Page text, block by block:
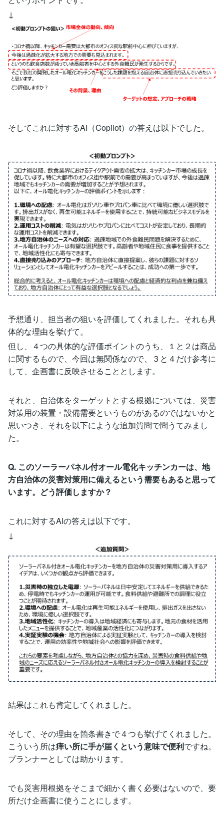
↓
そしてこれに対するAI（Copilot）の答えは以下でした。
予想通り、担当者の狙いを評価してくれました。それも具
体的な理由を挙げて。
但し、４つの具体的な評価ポイントのうち、１と２は商品
に関するもので、今回は無関係なので、３と４だけ参考に
して、企画書に反映させることとします。
それと、自治体をターゲットとする根拠については、災害
対策用の装置・設備需要というものがあるのではないかと
思いつき、それを以下にような追加質問で問うてみまし
た。
Q. このソーラーパネル付オール電化キッチンカーは、地
方自治体の災害対策用に備えるという需要もあると思って
います。どう評価しますか？
これに対するAIの答えは以下です。
↓
結果はこれも肯定してくれました。
そして、その理由を箇条書きで４つも挙げてくれました。
こういう所は痒い所に手が届くという意味で便利ですね。
プランナーとしては助かります。
でも災害用根拠をそこまで細かく書く必要はないので、要
所だけ企画書に使うことにします。